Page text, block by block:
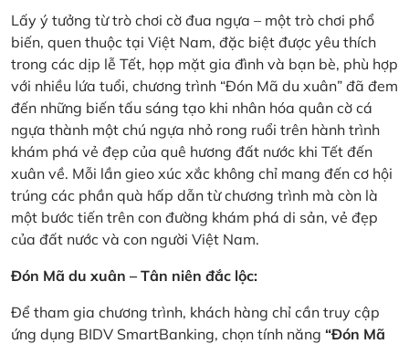
Lấy ý tưởng từ trò chơi cờ đua ngựa – một trò chơi phổ
biến, quen thuộc tại Việt Nam, đặc biệt được yêu thích
trong các dịp lễ Tết, họp mặt gia đình và bạn bè, phù hợp
với nhiều lứa tuổi, chương trình “Đón Mã du xuân” đã đem
đến những biến tấu sáng tạo khi nhân hóa quân cờ cá
ngựa thành một chú ngựa nhỏ rong ruổi trên hành trình
khám phá vẻ đẹp của quê hương đất nước khi Tết đến
xuân về. Mỗi lần gieo xúc xắc không chỉ mang đến cơ hội
trúng các phần quà hấp dẫn từ chương trình mà còn là
một bước tiến trên con đường khám phá di sản, vẻ đẹp
của đất nước và con người Việt Nam.
Đón Mã du xuân – Tân niên đắc lộc:
Để tham gia chương trình, khách hàng chỉ cần truy cập
ứng dụng BIDV SmartBanking, chọn tính năng “Đón Mã